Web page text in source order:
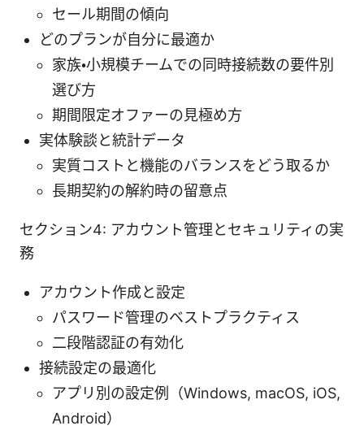
セール期間の傾向
どのプランが自分に最適か
家族・小規模チームでの同時接続数の要件別
選び方
期間限定オファーの見極め方
実体験談と統計データ
実質コストと機能のバランスをどう取るか
長期契約の解約時の留意点
セクション4: アカウント管理とセキュリティの実
務
アカウント作成と設定
パスワード管理のベストプラクティス
二段階認証の有効化
接続設定の最適化
アプリ別の設定例（Windows, macOS, iOS,
Android）